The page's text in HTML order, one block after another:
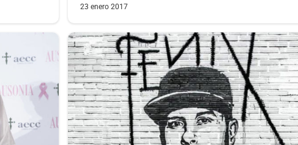
23 enero 2017